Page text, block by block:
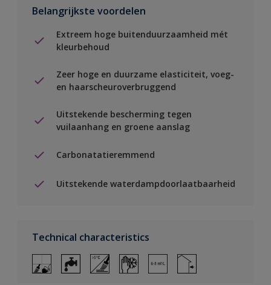
Belangrijkste voordelen
Extreem hoge buitenduurzaamheid mét
kleurbehoud
Zeer hoge en duurzame elasticiteit, voeg-
en haarscheuroverbruggend
Uitstekende bescherming tegen
vuilaanhang en groene aanslag
Carbonatatieremmend
Uitstekende waterdampdoorlaatbaarheid
Technical characteristics